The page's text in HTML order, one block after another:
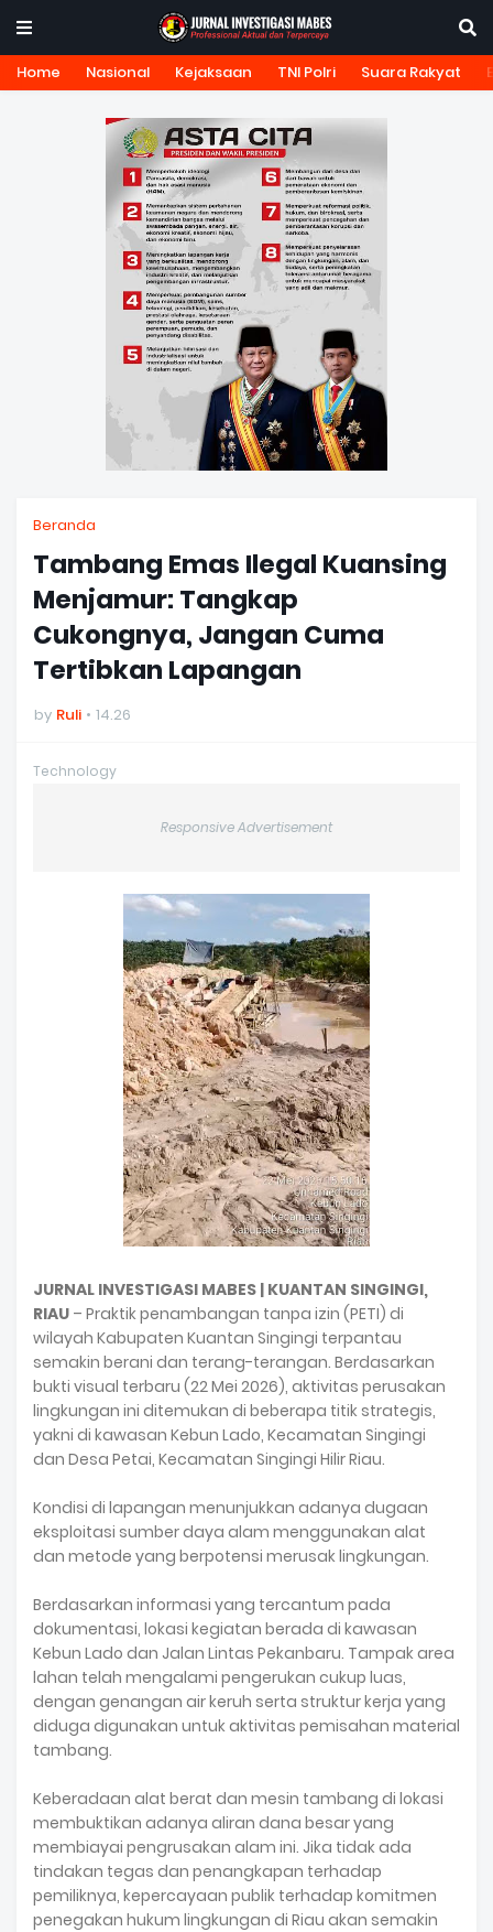
Home Nasional Kejaksaan TNI Polri Suara Rakyat
Beranda
Tambang Emas Ilegal Kuansing
Menjamur: Tangkap
Cukongnya, Jangan Cuma
Tertibkan Lapangan
by Ruli 14.26
Technology
Responsive Advertisement
JURNAL INVESTIGASI MABES | KUANTAN SINGINGI,
RIAU – Praktik penambangan tanpa izin (PETI) di
wilayah Kabupaten Kuantan Singingi terpantau
semakin berani dan terang-terangan. Berdasarkan
bukti visual terbaru (22 Mei 2026), aktivitas perusakan
lingkungan ini ditemukan di beberapa titik strategis,
yakni di kawasan Kebun Lado, Kecamatan Singingi
dan Desa Petai, Kecamatan Singingi Hilir Riau.
Kondisi di lapangan menunjukkan adanya dugaan
eksploitasi sumber daya alam menggunakan alat
dan metode yang berpotensi merusak lingkungan.
Berdasarkan informasi yang tercantum pada
dokumentasi, lokasi kegiatan berada di kawasan
Kebun Lado dan Jalan Lintas Pekanbaru. Tampak area
lahan telah mengalami pengerukan cukup luas,
dengan genangan air keruh serta struktur kerja yang
diduga digunakan untuk aktivitas pemisahan material
tambang.
Keberadaan alat berat dan mesin tambang di lokasi
membuktikan adanya aliran dana besar yang
membiayai pengrusakan alam ini. Jika tidak ada
tindakan tegas dan penangkapan terhadap
pemiliknya, kepercayaan publik terhadap komitmen
penegakan hukum lingkungan di Riau akan semakin